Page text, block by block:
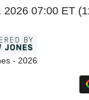
2026 07:00 ET
- 2026